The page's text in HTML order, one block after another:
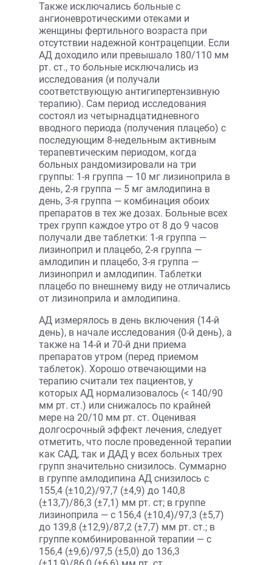
Также исключались больные с
ангионевротическими отеками и
женщины фертильного возраста при
отсутствии надежной контрацепции. Если
АД доходило или превышало 180/110 мм
рт. ст., то больные исключались из
исследования (и получали
соответствующую антигипертензивную
терапию). Сам период исследования
состоял из четырнадцатидневного
вводного периода (получения плацебо) с
последующим 8-недельным активным
терапевтическим периодом, когда
больных рандомизировали на три
группы: 1-я группа — 10 мг лизиноприла в
день, 2-я группа — 5 мг амлодипина в
день, 3-я группа — комбинация обоих
препаратов в тех же дозах. Больные всех
трех групп каждое утро от 8 до 9 часов
получали две таблетки: 1-я группа —
лизиноприл и плацебо, 2-я группа —
амлодипин и плацебо, 3-я группа —
лизиноприл и амлодипин. Таблетки
плацебо по внешнему виду не отличались
от лизиноприла и амлодипина.
АД измерялось в день включения (14-й
день), в начале исследования (0-й день), а
также на 14-й и 70-й дни приема
препаратов утром (перед приемом
таблеток). Хорошо отвечающими на
терапию считали тех пациентов, у
которых АД нормализовалось (< 140/90
мм рт. ст.) или снижалось по крайней
мере на 20/10 мм рт. ст. Оценивая
долгосрочный эффект лечения, следует
отметить, что после проведенной терапии
как САД, так и ДАД у всех больных трех
групп значительно снизилось. Суммарно
в группе амлодипина АД снизилось с
155,4 (±10,2)/97,7 (±4,9) до 140,8
(±13,7)/86,3 (±7,1) мм рт. ст; в группе
лизиноприла — с 156,4 (±10,4)/97,3 (±5,7)
до 139,8 (±12,9)/87,2 (±7,7) мм рт. ст.; в
группе комбинированной терапии — с
156,4 (±9,6)/97,5 (±5,0) до 136,3